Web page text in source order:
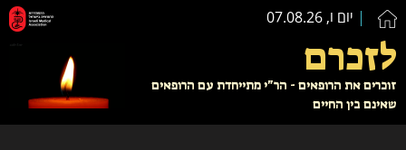
יום ו, 07.08.26
לזכרם
זוכרים את הרופאים - הר"י מתייחדת עם הרופאים
שאינם בין החיים